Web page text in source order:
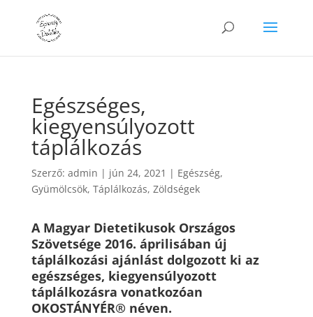
Egészséges,
kiegyensúlyozott
táplálkozás
Szerző: admin | jún 24, 2021 | Egészség,
Gyümölcsök, Táplálkozás, Zöldségek
A Magyar Dietetikusok Országos
Szövetsége 2016. áprilisában új
táplálkozási ajánlást dolgozott ki az
egészséges, kiegyensúlyozott
táplálkozásra vonatkozóan
OKOSTÁNYÉR® néven.